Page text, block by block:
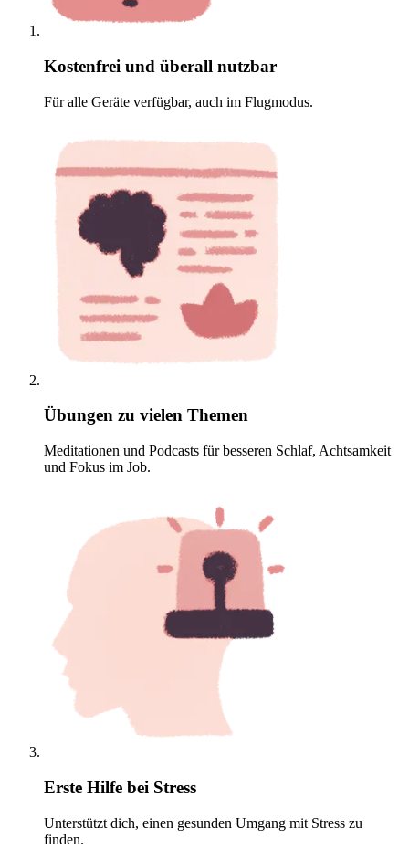
Kostenfrei und überall nutzbar
Für alle Geräte verfügbar, auch im Flugmodus.
Übungen zu vielen Themen
Meditationen und Podcasts für besseren Schlaf, Achtsamkeit
und Fokus im Job.
Erste Hilfe bei Stress
Unterstützt dich, einen gesunden Umgang mit Stress zu
finden.